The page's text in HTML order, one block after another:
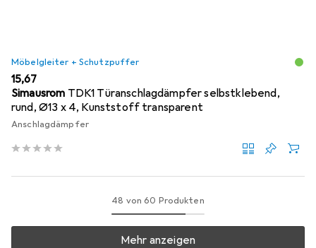
Möbelgleiter + Schutzpuffer
EUR
15,67
Simausrom TDK1 Türanschlagdämpfer selbstklebend,
rund, Ø13 x 4, Kunststoff transparent
Anschlagdämpfer
48 von 60 Produkten
Mehr anzeigen